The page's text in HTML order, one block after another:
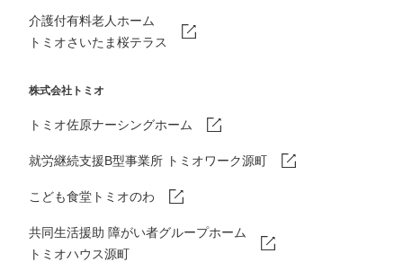
介護付有料老人ホーム
トミオさいたま桜テラス
株式会社トミオ
トミオ佐原ナーシングホーム
就労継続支援B型事業所 トミオワーク源町
こども食堂トミオのわ
共同生活援助 障がい者グループホーム
トミオハウス源町